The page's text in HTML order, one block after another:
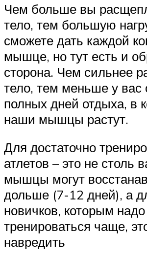
Чем больше вы
тело, тем большую
сможете дать каждой
мышце, но тут есть и
сторона. Чем сильнее
тело, тем меньше у вас
полных дней отдыха, в
наши мышцы растут.
Для достаточно
атлетов – это не столь
мышцы могут
дольше (7-12 дней), а
новичков, которым надо
тренироваться чаще,
навредить